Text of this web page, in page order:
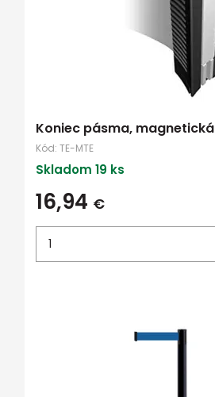
Koniec pásma, magnetická
Kód: TE-MTE
Skladom 19 ks
16,94 €